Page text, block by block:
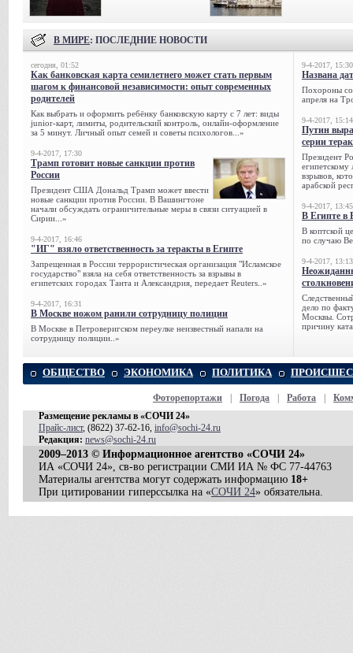
В МИРЕ: ПОСЛЕДНИЕ НОВОСТИ
сегодня, 01:52
Как банковская карта семилетнего может стать первым
шагом к финансовой независимости: опыт современных
родителей
Как выбрать и оформить ребёнку банковскую карту с 7 лет: виды
junior-карт, лимиты, родительский контроль, онлайн-оформление
за 5 минут. Личный опыт семей и советы психологов...»
9-4-2017, 17:30
Трамп готовит новые санкции против
России
Президент США Дональд Трамп может ввести
новые санкции против России. В Вашингтоне
начали обсуждать ограничительные меры в связи ситуацией в
Сирии...»
9-4-2017, 16:46
"ИГ" взяло ответственность за теракты в Египте
Запрещенная в России террористическая организация "Исламское
государство" взяла на себя ответственность за взрывы в
египетских городах Танта и Александрия, передает Reuters..»
9-4-2017, 16:31
В Москве ножом ранили сотрудницу полиции
В Москве в Петроверигском переулке неизвестный напали на
сотрудницу полиции..»
9-4-2017, 15:30
Названа
Похороны
апреля на
9-4-2017, 15:14
Путин
серии
Президент
египетскому
взрывов,
арабской
9-4-2017, 13:45
В Египте в
В коптской
по случаю
9-4-2017, 13:13
дело по
Москвы.
причину
ОБЩЕСТВО ЭКОНОМИКА ПОЛИТИКА
Фоторепортажи Погода Работа
Размещение рекламы в «СОЧИ 24»
Прайс-лист, (8622) 37-62-16, info@sochi-24.ru
Редакция: news@sochi-24.ru
2009–2013 © Информационное агентство «СОЧИ 24»
ИА «СОЧИ 24», св-во регистрации СМИ ИА № ФС 77-44763
Материалы агентства могут содержать информацию 18+
При цитировании гиперссылка на «СОЧИ 24» обязательна.